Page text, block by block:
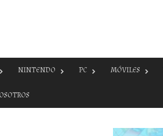
NINTENDO PC MÓVILES